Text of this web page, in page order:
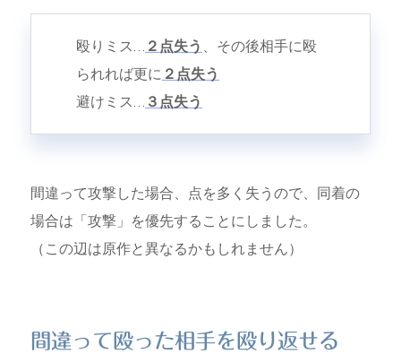
殴りミス… ２点失う
、その後相手に殴
られれば更に ２点失う
避けミス…
３点失う
間違って攻撃した場合、点を多く失うので、同着の
場合は「攻撃」を優先することにしました。
（この辺は原作と異なるかもしれません）
間違って殴った相手を殴り返せる